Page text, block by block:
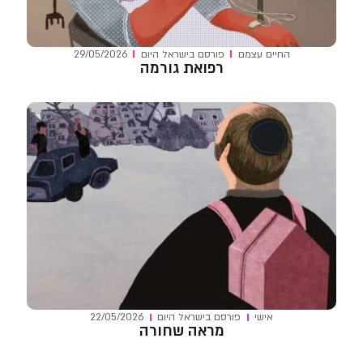
החיים עצמם פורסם בישראל היום 29/05/2026
רפואת גורמה
אישי פורסם בישראל היום 22/05/2026
מראה שחורה